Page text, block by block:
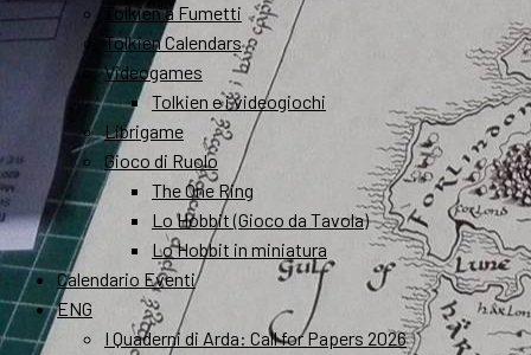
Tolkien a Fumetti
Tolkien Calendars
Videogames
Tolkien e i videogiochi
Librigame
Gioco di Ruolo
The One Ring
Lo Hobbit (Gioco da Tavola)
Lo Hobbit in miniatura
Calendario Eventi
ENG
I Quaderni di Arda: Call for Papers 2026